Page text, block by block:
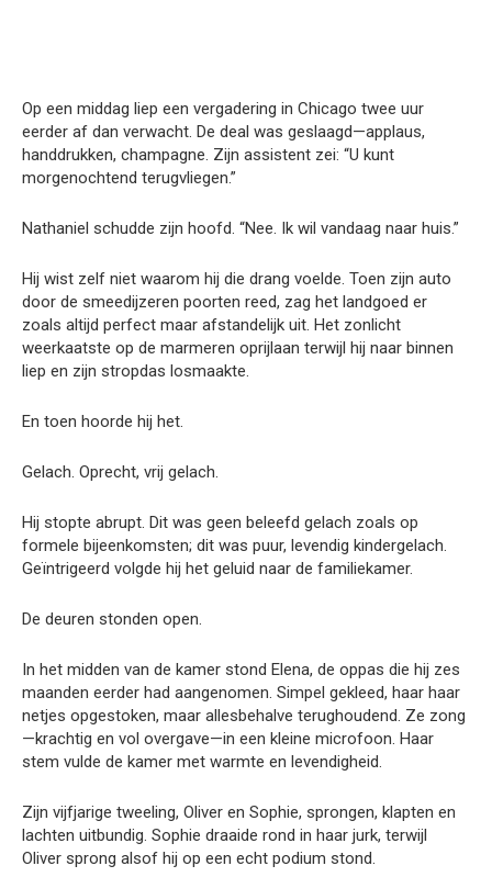
Op een middag liep een vergadering in Chicago twee uur
eerder af dan verwacht. De deal was geslaagd—applaus,
handdrukken, champagne. Zijn assistent zei: “U kunt
morgenochtend terugvliegen.”
Nathaniel schudde zijn hoofd. “Nee. Ik wil vandaag naar huis.”
Hij wist zelf niet waarom hij die drang voelde. Toen zijn auto
door de smeedijzeren poorten reed, zag het landgoed er
zoals altijd perfect maar afstandelijk uit. Het zonlicht
weerkaatste op de marmeren oprijlaan terwijl hij naar binnen
liep en zijn stropdas losmaakte.
En toen hoorde hij het.
Gelach. Oprecht, vrij gelach.
Hij stopte abrupt. Dit was geen beleefd gelach zoals op
formele bijeenkomsten; dit was puur, levendig kindergelach.
Geïntrigeerd volgde hij het geluid naar de familiekamer.
De deuren stonden open.
In het midden van de kamer stond Elena, de oppas die hij zes
maanden eerder had aangenomen. Simpel gekleed, haar haar
netjes opgestoken, maar allesbehalve terughoudend. Ze zong
—krachtig en vol overgave—in een kleine microfoon. Haar
stem vulde de kamer met warmte en levendigheid.
Zijn vijfjarige tweeling, Oliver en Sophie, sprongen, klapten en
lachten uitbundig. Sophie draaide rond in haar jurk, terwijl
Oliver sprong alsof hij op een echt podium stond.